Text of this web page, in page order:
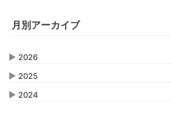
月別アーカイブ
▶ 2026
▶ 2025
▶ 2024